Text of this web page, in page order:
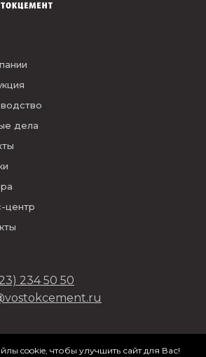
дела
центр
234 50 50
cookie, чтобы улучшить сайт для Вас!